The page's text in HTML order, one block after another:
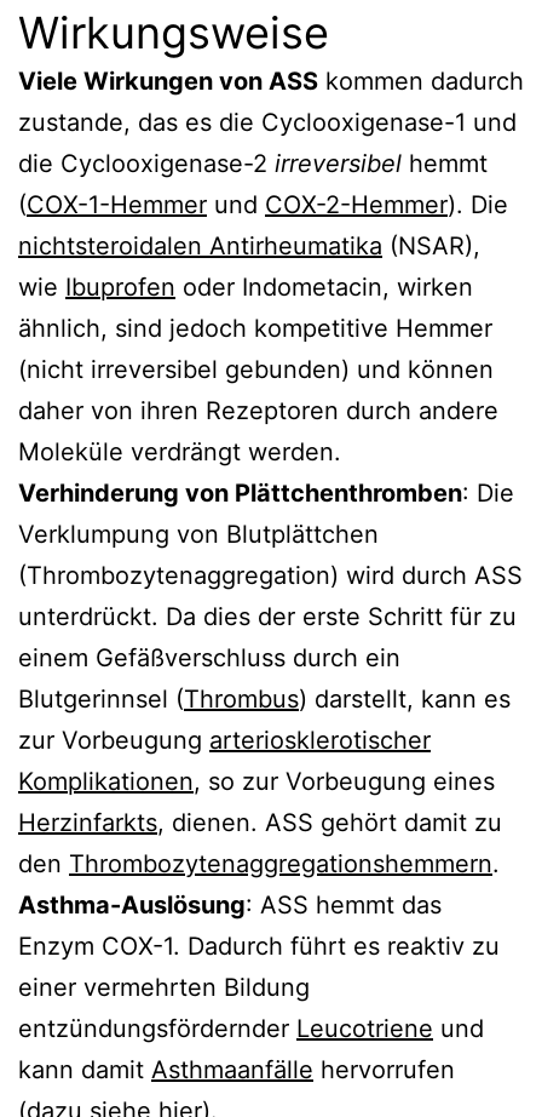
Wirkungsweise
Viele Wirkungen von ASS kommen dadurch
zustande, das es die Cyclooxigenase-1 und
die Cyclooxigenase-2 irreversibel hemmt
(COX-1-Hemmer und COX-2-Hemmer). Die
nichtsteroidalen Antirheumatika (NSAR),
wie Ibuprofen oder Indometacin, wirken
ähnlich, sind jedoch kompetitive Hemmer
(nicht irreversibel gebunden) und können
daher von ihren Rezeptoren durch andere
Moleküle verdrängt werden.
Verhinderung von Plättchenthromben: Die
Verklumpung von Blutplättchen
(Thrombozytenaggregation) wird durch ASS
unterdrückt. Da dies der erste Schritt für zu
einem Gefäßverschluss durch ein
Blutgerinnsel (Thrombus) darstellt, kann es
zur Vorbeugung arteriosklerotischer
Komplikationen, so zur Vorbeugung eines
Herzinfarkts, dienen. ASS gehört damit zu
den Thrombozytenaggregationshemmern.
Asthma-Auslösung: ASS hemmt das
Enzym COX-1. Dadurch führt es reaktiv zu
einer vermehrten Bildung
entzündungsfördernder Leucotriene und
kann damit Asthmaanfälle hervorrufen
(dazu siehe hier).